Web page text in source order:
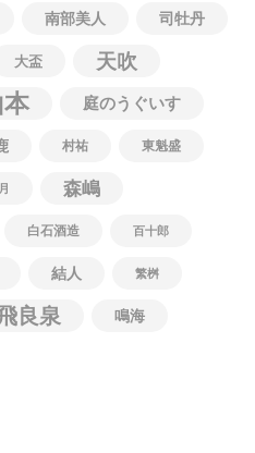
南部美人 司牡丹
大盃 天吹
本 庭のうぐいす
村祐 東魁盛
森嶋
白石酒造 百十郎
結人 繁桝
良泉 鳴海